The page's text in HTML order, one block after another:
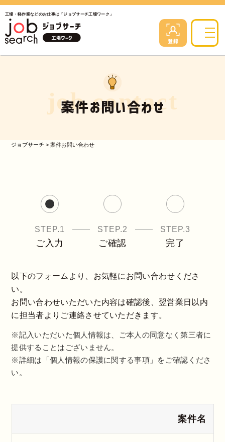
工場・軽作業などのお仕事は「ジョブサーチ工場ワーク」
案件お問い合わせ
job contact
ジョブサーチ >案件お問い合わせ
STEP.1
ご入力
STEP.2
ご確認
STEP.3
完了
以下のフォームより、お気軽にお問い合わせくださ
い。
お問い合わせいただいた内容は確認後、翌営業日以内
に担当者よりご連絡させていただきます。
※記入いただいた個人情報は、ご本人の同意なく第三者に
提供することはございません。
※詳細は「個人情報の保護に関する事項」をご確認くださ
い。
案件名